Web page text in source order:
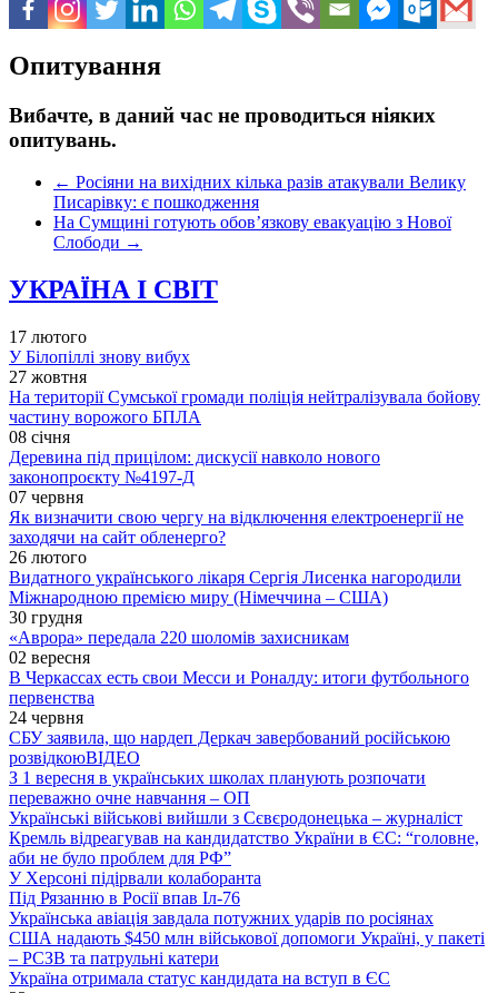
Опитування
Вибачте, в даний час не проводиться ніяких
опитувань.
← Росіяни на вихідних кілька разів атакували Велику
Писарівку: є пошкодження
На Сумщині готують обов’язкову евакуацію з Нової
Слободи →
УКРАЇНА І СВІТ
17 лютого
У Білопіллі знову вибух
27 жовтня
На території Сумської громади поліція нейтралізувала бойову
частину ворожого БПЛА
08 січня
Деревина під прицілом: дискусії навколо нового
законопроєкту №4197-Д
07 червня
Як визначити свою чергу на відключення електроенергії не
заходячи на сайт обленерго?
26 лютого
Видатного українського лікаря Сергія Лисенка нагородили
Міжнародною премією миру (Німеччина – США)
30 грудня
«Аврора» передала 220 шоломів захисникам
02 вересня
В Черкассах есть свои Месси и Роналду: итоги футбольного
первенства
24 червня
СБУ заявила, що нардеп Деркач завербований російською
розвідкоюВІДЕО
З 1 вересня в українських школах планують розпочати
переважно очне навчання – ОП
Українські військові вийшли з Сєвєродонецька – журналіст
Кремль відреагував на кандидатство України в ЄС: “головне,
аби не було проблем для РФ”
У Херсоні підірвали колаборанта
Під Рязанню в Росії впав Іл-76
Українська авіація завдала потужних ударів по росіянах
США надають $450 млн військової допомоги Україні, у пакеті
– РСЗВ та патрульні катери
Україна отримала статус кандидата на вступ в ЄС